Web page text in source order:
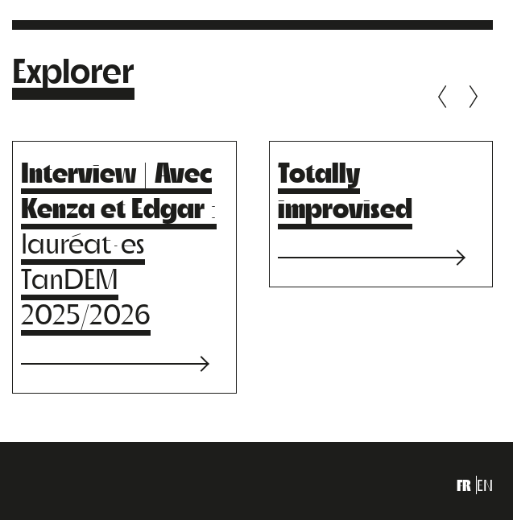
Explorer
Interview | Avec
Kenza et Edgar :
lauréat·es
TanDEM
2025/2026
Totally
improvised
FR EN